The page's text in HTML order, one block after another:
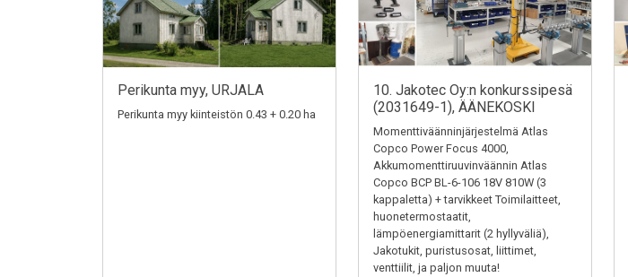
Perikunta myy, URJALA
Perikunta myy kiinteistön 0.43 + 0.20 ha
10. Jakotec Oy:n konkurssipesä
(2031649-1), ÄÄNEKOSKI
Momenttiväänninjärjestelmä Atlas
Copco Power Focus 4000,
Akkumomenttiruuvinväännin Atlas
Copco BCP BL-6-106 18V 810W (3
kappaletta) + tarvikkeet Toimilaitteet,
huonetermostaatit,
lämpöenergiamittarit (2 hyllyväliä),
Jakotukit, puristusosat, liittimet,
venttiilit, ja paljon muuta!